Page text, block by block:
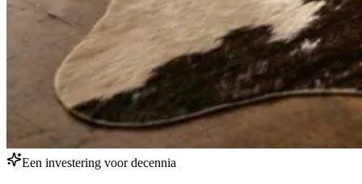
Een investering voor decennia